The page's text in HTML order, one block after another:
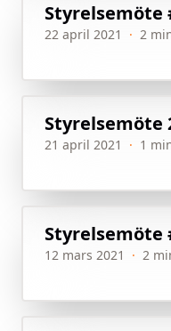
Styrelsemöte
22 april 2021 · 2
Styrelsemöte
21 april 2021 · 1
Styrelsemöte
12 mars 2021 · 2